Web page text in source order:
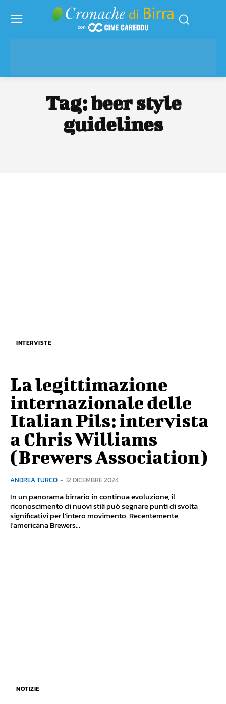
Tag:beer style
guidelines
INTERVISTE
La legittimazione
internazionale delle
Italian Pils: intervista
a Chris Williams
(Brewers Association)
ANDREA TURCO - 12 DICEMBRE 2024
In un panorama birrario in continua evoluzione, il
riconoscimento di nuovi stili può segnare punti di svolta
significativi per l'intero movimento. Recentemente
l'americana Brewers...
NOTIZIE